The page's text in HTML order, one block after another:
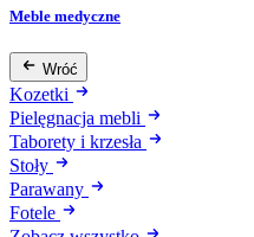
Meble medyczne
Wróć
Kozetki
Pielęgnacja mebli
Taborety i krzesła
Stoły
Parawany
Fotele